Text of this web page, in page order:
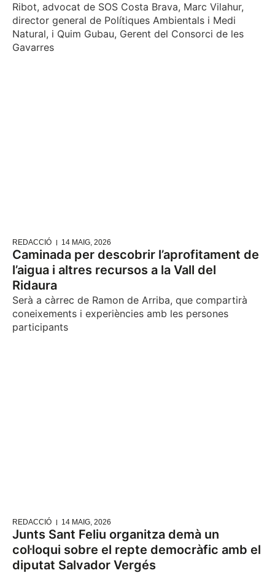
Ribot, advocat de SOS Costa Brava, Marc Vilahur,
director general de Polítiques Ambientals i Medi
Natural, i Quim Gubau, Gerent del Consorci de les
Gavarres
REDACCIÓ 14 MAIG, 2026
Caminada per descobrir l’aprofitament de
l’aigua i altres recursos a la Vall del
Ridaura
Serà a càrrec de Ramon de Arriba, que compartirà
coneixements i experiències amb les persones
participants
REDACCIÓ 14 MAIG, 2026
Junts Sant Feliu organitza demà un
col·loqui sobre el repte democràfic amb el
diputat Salvador Vergés